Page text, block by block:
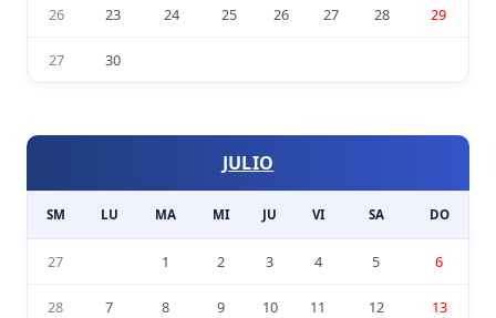
26 23 24 25 26 27 28 29
27 30
JULIO
SM LU MA MI JU VI SA DO
27 1 2 3 4 5 6
28 7 8 9 10 11 12 13